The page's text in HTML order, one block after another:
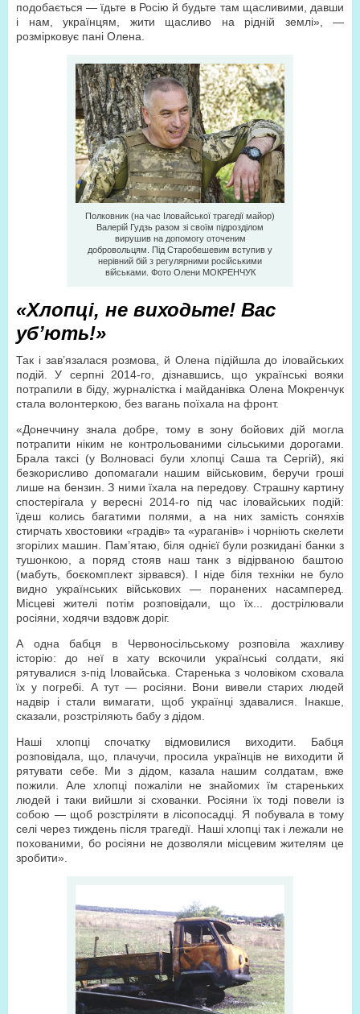
подобається — їдьте в Росію й будьте там щасливими, давши
і нам, українцям, жити щасливо на рідній землі», —
розмірковує пані Олена.
Полковник (на час Іловайської трагедії майор)
Валерій Гудзь разом зі своїм підрозділом
вирушив на допомогу оточеним
добровольцям. Під Старобешевим вступив у
нерівний бій з регулярними російськими
військами. Фото Олени МОКРЕНЧУК
«Хлопці, не виходьте! Вас
уб’ють!»
Так і зав’язалася розмова, й Олена підійшла до іловайських
подій. У серпні 2014-го, дізнавшись, що українські вояки
потрапили в біду, журналістка і майданівка Олена Мокренчук
стала волонтеркою, без вагань поїхала на фронт.
«Донеччину знала добре, тому в зону бойових дій могла
потрапити ніким не контрольованими сільськими дорогами.
Брала таксі (у Волновасі були хлопці Саша та Сергій), які
безкорисливо допомагали нашим військовим, беручи гроші
лише на бензин. З ними їхала на передову. Страшну картину
спостерігала у вересні 2014-го під час іловайських подій:
їдеш колись багатими полями, а на них замість соняхів
стирчать хвостовики «градів» та «ураганів» і чорніють скелети
згорілих машин. Пам’ятаю, біля однієї були розкидані банки з
тушонкою, а поряд стояв наш танк з відірваною баштою
(мабуть, боєкомплект зірвався). І ніде біля техніки не було
видно українських військових — поранених насамперед.
Місцеві жителі потім розповідали, що їх... дострілювали
росіяни, ходячи вздовж доріг.
А одна бабця в Червоносільському розповіла жахливу
історію: до неї в хату вскочили українські солдати, які
рятувалися з-під Іловайська. Старенька з чоловіком сховала
їх у погребі. А тут — росіяни. Вони вивели старих людей
надвір і стали вимагати, щоб українці здавалися. Інакше,
сказали, розстріляють бабу з дідом.
Наші хлопці спочатку відмовилися виходити. Бабця
розповідала, що, плачучи, просила українців не виходити й
рятувати себе. Ми з дідом, казала нашим солдатам, вже
пожили. Але хлопці пожаліли не знайомих їм стареньких
людей і таки вийшли зі схованки. Росіяни їх тоді повели із
собою — щоб розстріляти в лісопосадці. Я побувала в тому
селі через тиждень після трагедії. Наші хлопці так і лежали не
похованими, бо росіяни не дозволяли місцевим жителям це
зробити».